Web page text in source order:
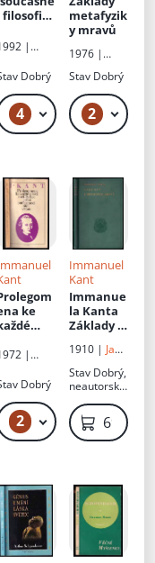
139 Kč – 149 Kč
filosofie
vaných
|
synové
Dobrý
4 139 Kč – 219 Kč
metafyzik
y mravů
1976 |
Stav Dobrý
2
ke
|
Dobrý
2 259 Kč – 279 Kč
Immanuel
Kant
Immanue
la Kanta
Základy k
e mravů
1910 | Jan
Stav Dobrý,
neautorský
699 Kč